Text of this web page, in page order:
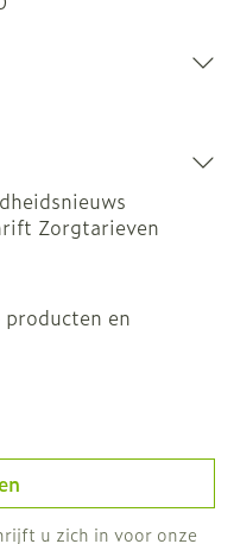
Zorgtarieven
en
u zich in voor onze